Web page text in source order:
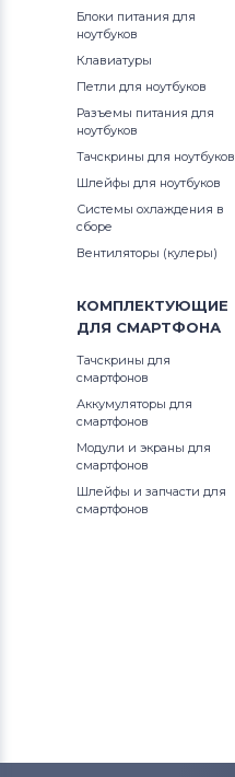
Блоки питания для
ноутбуков
Клавиатуры
Петли для ноутбуков
Разъемы питания для
ноутбуков
Тачскрины для ноутбуков
Шлейфы для ноутбуков
Системы охлаждения в
сборе
Вентиляторы (кулеры)
КОМПЛЕКТУЮЩИЕ
ДЛЯ СМАРТФОНА
Тачскрины для
смартфонов
Аккумуляторы для
смартфонов
Модули и экраны для
смартфонов
Шлейфы и запчасти для
смартфонов